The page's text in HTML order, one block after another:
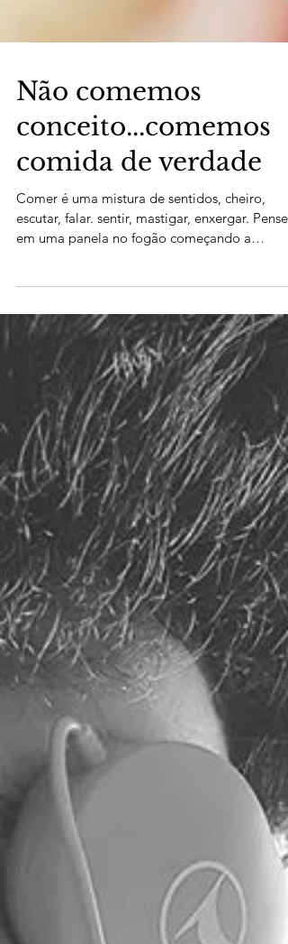
Não comemos
conceito...comemos
comida de verdade
Comer é uma mistura de sentidos, cheiro,
escutar, falar. sentir, mastigar, enxergar. Pense
em uma panela no fogão começando a
estourar...